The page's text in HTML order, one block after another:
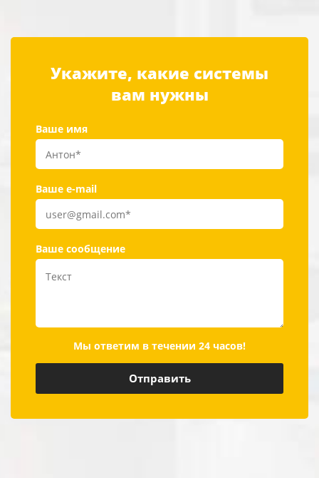
Укажите, какие системы
вам нужны
Ваше имя
Ваше e-mail
Ваше сообщение
Мы ответим в течении 24 часов!